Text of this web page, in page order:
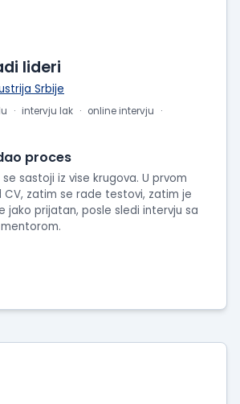
lideri
Srbije
intervju lak
online intervju
proces
sastoji iz vise krugova. U prvom
CV, zatim se rade testovi, zatim je
jako prijatan, posle sledi intervju sa